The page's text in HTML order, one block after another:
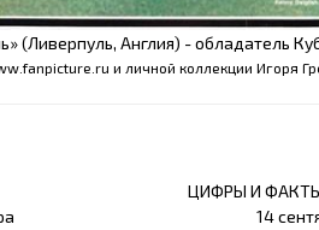
(Ливерпуль, Англия) - обладатель
и личной коллекции Игоря
ЦИФРЫ И
14